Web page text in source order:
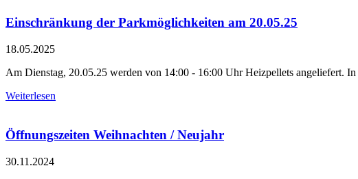
Einschränkung der Parkmöglichkeiten am 20.05.25
18.05.2025
Am Dienstag, 20.05.25 werden von 14:00 - 16:00 Uhr Heizpellets angeliefert.
Weiterlesen
Öffnungszeiten Weihnachten / Neujahr
30.11.2024